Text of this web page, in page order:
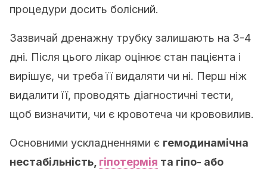
процедури досить болісний.
Зазвичай дренажну трубку залишають на 3-4
дні. Після цього лікар оцінює стан пацієнта і
вирішує, чи треба її видаляти чи ні. Перш ніж
видалити її, проводять діагностичні тести,
щоб визначити, чи є кровотеча чи крововилив.
Основними ускладненнями є гемодинамічна
нестабільність, гіпотермія та гіпо- або